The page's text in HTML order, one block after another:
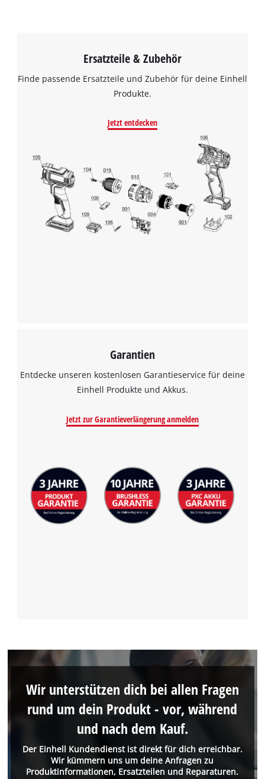
Ersatzteile & Zubehör
Finde passende Ersatzteile und Zubehör für deine Einhell
Produkte.
Jetzt entdecken
Garantien
Entdecke unseren kostenlosen Garantieservice für deine
Einhell Produkte und Akkus.
Jetzt zur Garantieverlängerung anmelden
Der Einhell Kundendienst ist direkt für dich erreichbar.
Wir kümmern uns um deine Anfragen zu
Produktinformationen, Ersatzteilen und Reparaturen.
Wir unterstützen dich bei allen Fragen
rund um dein Produkt - vor, während
und nach dem Kauf.